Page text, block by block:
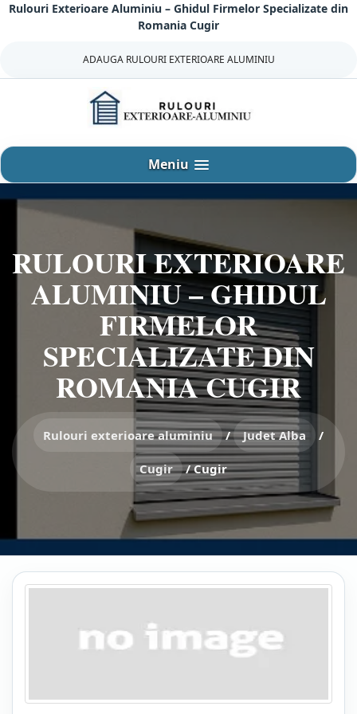
SariRulouri Exterioare Aluminiu – Ghidul Firmelor Specializate din
Romania Cugir
ADAUGA RULOURI EXTERIOARE ALUMINIU
Meniu
RULOURI EXTERIOARE
ALUMINIU – GHIDUL
FIRMELOR
SPECIALIZATE DIN
ROMANIA CUGIR
Rulouri exterioare aluminiu / Judet Alba /
Cugir /Cugir